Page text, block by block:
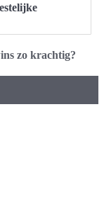
zo krachtig?